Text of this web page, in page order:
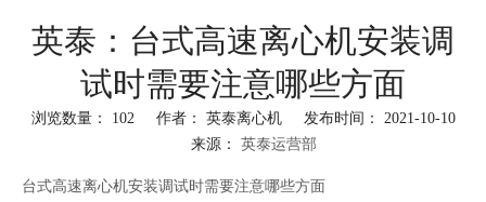
英泰：台式高速离心机安装调
试时需要注意哪些方面
浏览数量： 102作者： 英泰离心机 发布时间： 2021-10-10
来源： 英泰运营部
["facebook","twitter","line","wechat","linkedin","pinterest","whatsapp"]
台式高速离心机安装调试时需要注意哪些方面